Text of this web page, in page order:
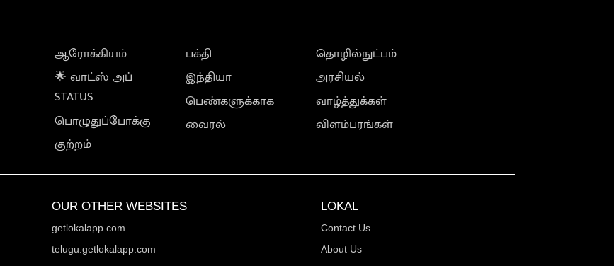
ஆரோக்கியம்
🌟 வாட்ஸ் அப்
STATUS
பொழுதுப்போக்கு
குற்றம்
பக்தி
இந்தியா
பெண்களுக்காக
வைரல்
தொழில்நுட்பம்
அரசியல்
வாழ்த்துக்கள்
விளம்பரங்கள்
OUR OTHER WEBSITES
getlokalapp.com
telugu.getlokalapp.com
LOKAL
Contact Us
About Us